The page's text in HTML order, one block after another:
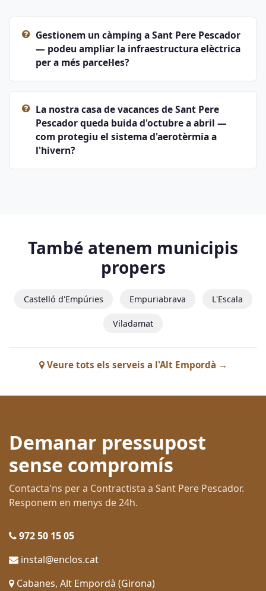
Gestionem un càmping a Sant Pere Pescador
— podeu ampliar la infraestructura elèctrica
per a més parcel·les?
La nostra casa de vacances de Sant Pere
Pescador queda buida d'octubre a abril —
com protegiu el sistema d'aerotèrmia a
l'hivern?
També atenem municipis
propers
Castelló d'Empúries Empuriabrava L'Escala
Viladamat
Veure tots els serveis a l'Alt Empordà →
Demanar pressupost
sense compromís
Contacta'ns per a Contractista a Sant Pere Pescador.
Responem en menys de 24h.
972 50 15 05
instal@enclos.cat
Cabanes, Alt Empordà (Girona)